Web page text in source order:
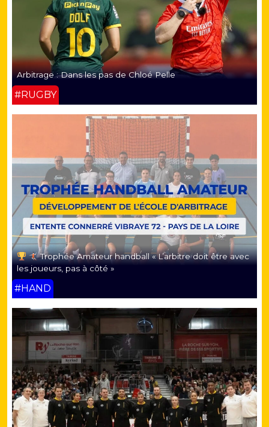
Arbitrage : Dans les pas de Chloé Pelle
#RUGBY
Trophée Amateur handball « L’arbitre doit être avec
les joueurs, pas à côté »
#HAND